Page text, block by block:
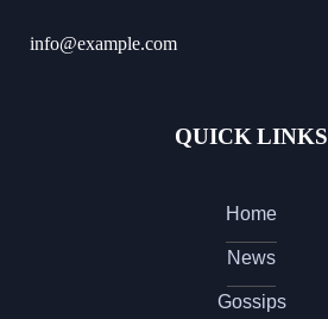
info@example.com
QUICK LINKS
Home
News
Gossips